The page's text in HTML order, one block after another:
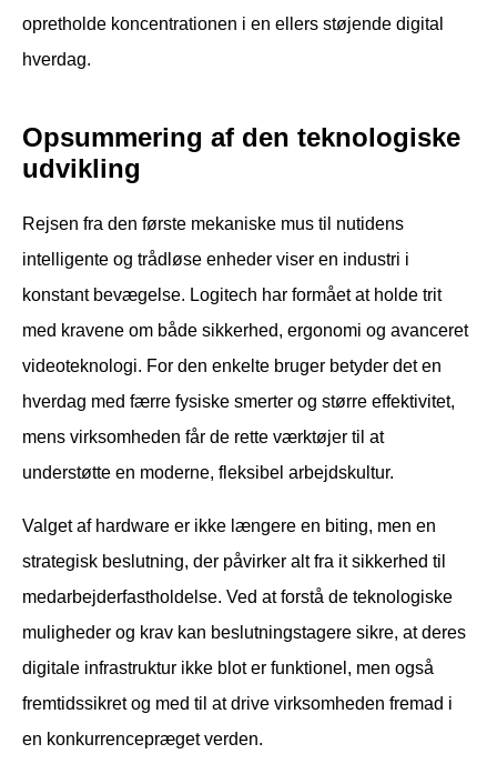
opretholde koncentrationen i en ellers støjende digital
hverdag.
Opsummering af den teknologiske
udvikling
Rejsen fra den første mekaniske mus til nutidens
intelligente og trådløse enheder viser en industri i
konstant bevægelse. Logitech har formået at holde trit
med kravene om både sikkerhed, ergonomi og avanceret
videoteknologi. For den enkelte bruger betyder det en
hverdag med færre fysiske smerter og større effektivitet,
mens virksomheden får de rette værktøjer til at
understøtte en moderne, fleksibel arbejdskultur.
Valget af hardware er ikke længere en biting, men en
strategisk beslutning, der påvirker alt fra it sikkerhed til
medarbejderfastholdelse. Ved at forstå de teknologiske
muligheder og krav kan beslutningstagere sikre, at deres
digitale infrastruktur ikke blot er funktionel, men også
fremtidssikret og med til at drive virksomheden fremad i
en konkurrencepræget verden.